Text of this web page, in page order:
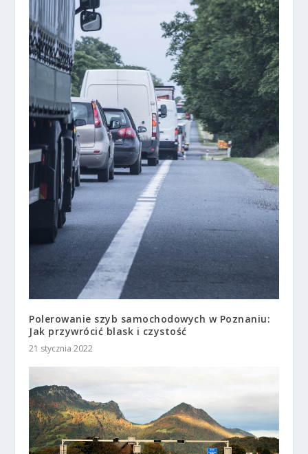
Polerowanie szyb samochodowych w Poznaniu:
Jak przywrócić blask i czystość
21 stycznia 2022